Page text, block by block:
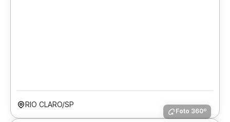
RIO CLARO/SP
Foto 360º